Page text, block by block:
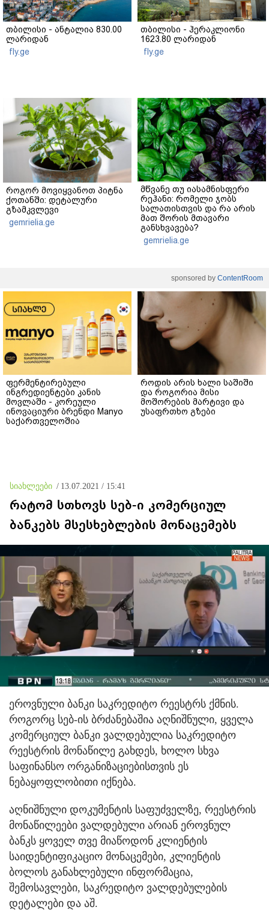
თბილისი - ანტალია 830.00
ლარიდან
fly.ge
თბილისი - ჰერაკლიონი
1623.80 ლარიდან
fly.ge
როგორ მოვიყვანოთ პიტნა
ქოთანში: დეტალური
გზამკვლევი
gemrielia.ge
მწვანე თუ იასამნისფერი
რეჰანი: რომელი ჯობს
სალათისთვის და რა არის
მათ შორის მთავარი
განსხვავება?
gemrielia.ge
sponsored by ContentRoom
ფერმენტირებული
ინგრედიენტები კანის
მოვლაში - კორეული
ინოვაციური ბრენდი Manyo
საქართველოშია
როდის არის ხალი საშიში
და როგორია მისი
მოშორების მარტივი და
უსაფრთხო გზები
სიახლეები / 13.07.2021 / 15:41
რატომ სთხოვს სებ-ი კომერციულ
ბანკებს მსესხებლების მონაცემებს
ეროვნული ბანკი საკრედიტო რეესტრს ქმნის.
როგორც სებ-ის ბრძანებაშია აღნიშნული, ყველა
კომერციულ ბანკი ვალდებულია საკრედიტო
რეესტრის მონაწილე გახდეს, ხოლო სხვა
საფინანსო ორგანიზაციებისთვის ეს
ნებაყოფლობითი იქნება.
აღნიშნული დოკუმენტის საფუძველზე, რეესტრის
მონაწილეები ვალდებული არიან ეროვნულ
ბანკს ყოველ თვე მიაწოდონ კლიენტის
საიდენტიფიკაციო მონაცემები, კლიენტის
ბოლოს განახლებული ინფორმაცია,
შემოსავლები, საკრედიტო ვალდებულების
დეტალები და აშ.